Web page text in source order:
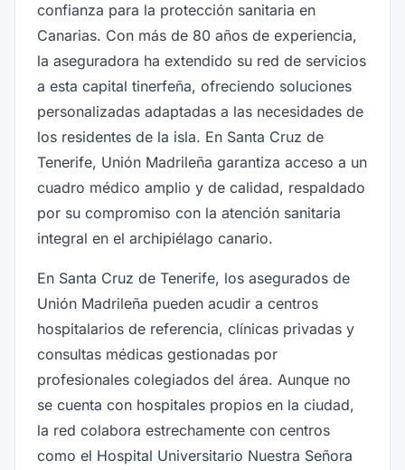
confianza para la protección sanitaria en
Canarias. Con más de 80 años de experiencia,
la aseguradora ha extendido su red de servicios
a esta capital tinerfeña, ofreciendo soluciones
personalizadas adaptadas a las necesidades de
los residentes de la isla. En Santa Cruz de
Tenerife, Unión Madrileña garantiza acceso a un
cuadro médico amplio y de calidad, respaldado
por su compromiso con la atención sanitaria
integral en el archipiélago canario.
En Santa Cruz de Tenerife, los asegurados de
Unión Madrileña pueden acudir a centros
hospitalarios de referencia, clínicas privadas y
consultas médicas gestionadas por
profesionales colegiados del área. Aunque no
se cuenta con hospitales propios en la ciudad,
la red colabora estrechamente con centros
como el Hospital Universitario Nuestra Señora